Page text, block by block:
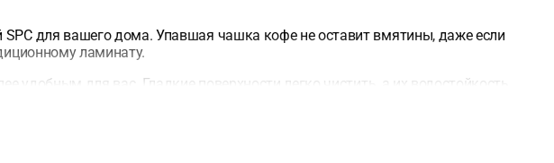
для вашего дома. Упавшая чашка кофе не оставит вмятины, даже если
ламинату.
удобным для вас. Гладкие поверхности легко чистить, а их водостойкость
средствами.